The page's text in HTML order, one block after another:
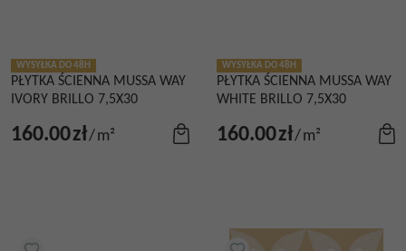
WYSYŁKA DO 48H
PŁYTKA ŚCIENNA MUSSA WAY
IVORY BRILLO 7,5X30
160.00zł/m²
WYSYŁKA DO 48H
PŁYTKA ŚCIENNA MUSSA WAY
WHITE BRILLO 7,5X30
160.00zł/m²